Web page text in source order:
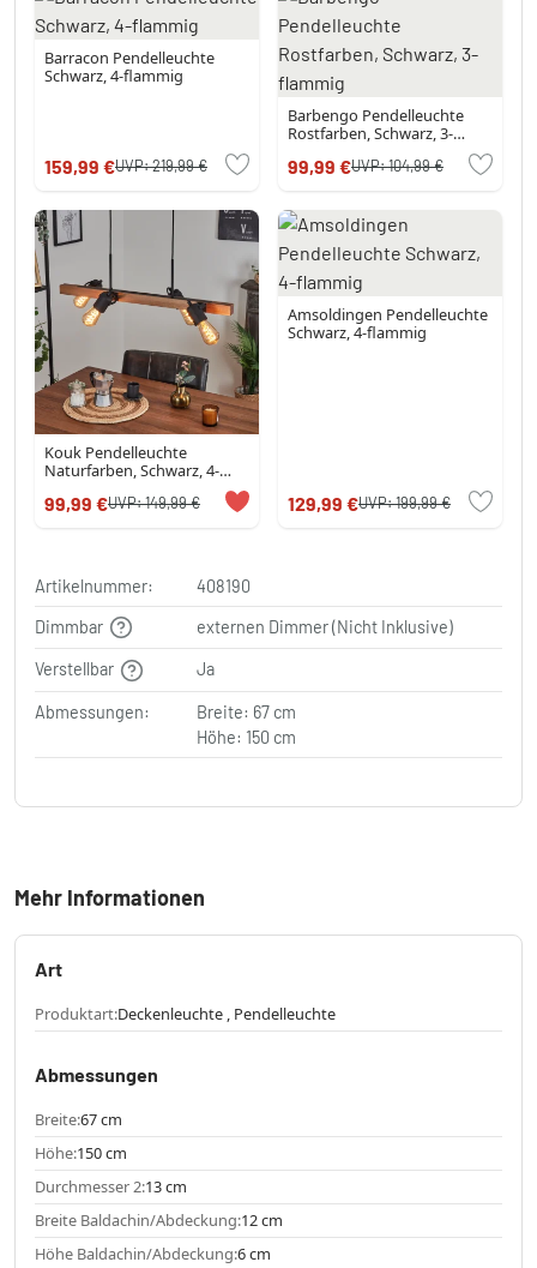
Barracon Pendelleuchte
Schwarz, 4-flammig
159,99 €UVP:219,99 €
Barbengo Pendelleuchte
Rostfarben, Schwarz, 3-
99,99 €UVP:104,99 €
Kouk Pendelleuchte
Naturfarben, Schwarz, 4-
99,99 €UVP:149,99 €
Amsoldingen Pendelleuchte
Schwarz, 4-flammig
129,99 €UVP:199,99 €
Artikelnummer:
408190
Dimmbar
externen Dimmer (Nicht Inklusive)
Verstellbar Ja
Abmessungen:
Breite: 67 cm
Höhe: 150 cm
Mehr Informationen
Art
Produktart:Deckenleuchte , Pendelleuchte
Abmessungen
Breite:67 cm
Höhe:150 cm
Durchmesser 2:13 cm
Breite Baldachin/Abdeckung:12 cm
Höhe Baldachin/Abdeckung:6 cm